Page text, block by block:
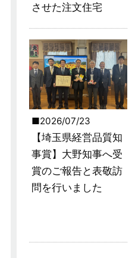
させた注文住宅
2026/07/23
【埼玉県経営品質知
事賞】大野知事へ受
賞のご報告と表敬訪
問を行いました